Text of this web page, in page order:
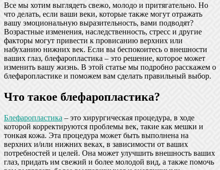
Все мы хотим выглядеть свежо, молодо и притягательно. Но
что делать, если ваши веки, которые также могут отражать
вашу эмоциональную выразительность, вами подводят?
Возрастные изменения, наследственность, стресс и другие
факторы могут привести к провисанию верхних или
набуханию нижних век. Если вы беспокоитесь о внешности
ваших глаз, блефаропластика – это решение, которое может
изменить вашу жизнь. В этой статье мы подробно расскажем о
блефаропластике и поможем вам сделать правильный выбор.
Что такое блефаропластика?
Блефаропластика – это хирургическая процедура, в ходе
которой корректируются проблемы век, такие как мешки и
тонкая кожа. Эта процедура может быть выполнена на
верхних и/или нижних веках, в зависимости от ваших
потребностей и целей. Она может улучшить внешность ваших
глаз, придать им свежий и более молодой вид, а также помочь